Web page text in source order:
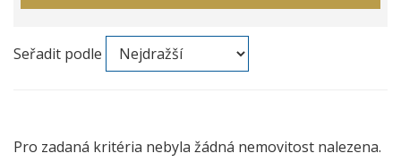
Seřadit podle
Pro zadaná kritéria nebyla žádná nemovitost nalezena.